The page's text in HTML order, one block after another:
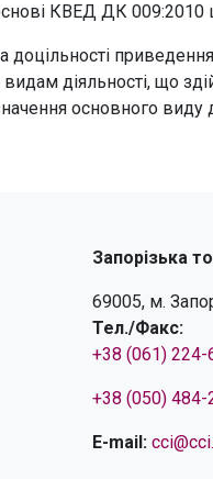
основі КВЕД ДК
діяльності, що
основного виду
Запорізька
69005, м.
Тел./Факс:
+38 (061) 224-
+38 (050) 484-
E-mail: